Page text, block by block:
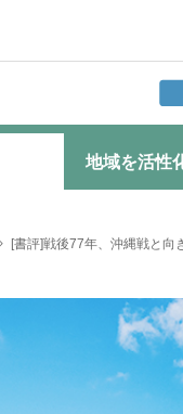
地域を活性
[書評]戦後77年、沖縄戦と向